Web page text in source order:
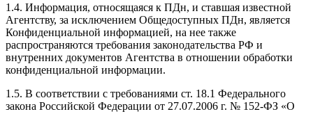
1.4. Информация, относящаяся к ПДн, и ставшая известной
Агентству, за исключением Общедоступных ПДн, является
Конфиденциальной информацией, на нее также
распространяются требования законодательства РФ и
внутренних документов Агентства в отношении обработки
конфиденциальной информации.
1.5. В соответствии с требованиями ст. 18.1 Федерального
закона Российской Федерации от 27.07.2006 г. № 152-ФЗ «О